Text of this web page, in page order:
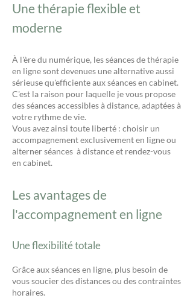
Une thérapie flexible et
moderne
À l'ère du numérique, les séances de thérapie
en ligne sont devenues une alternative aussi
sérieuse qu'efficiente aux séances en cabinet.
C'est la raison pour laquelle je vous propose
des séances accessibles à distance, adaptées à
votre rythme de vie.
Vous avez ainsi toute liberté : choisir un
accompagnement exclusivement en ligne ou
alterner séances à distance et rendez-vous
en cabinet.
Les avantages de
l'accompagnement en ligne
Une flexibilité totale
Grâce aux séances en ligne, plus besoin de
vous soucier des distances ou des contraintes
horaires.